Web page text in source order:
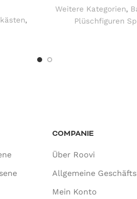
,
Weitere Kategorien,
Plüschfiguren
COMPANIE
Über Roovi
Allgemeine
Mein Konto